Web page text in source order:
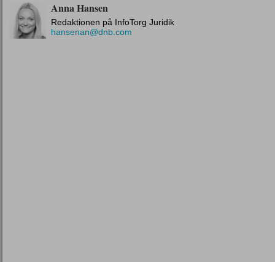
Anna Hansen
Redaktionen på InfoTorg Juridik
hansenan@dnb.com